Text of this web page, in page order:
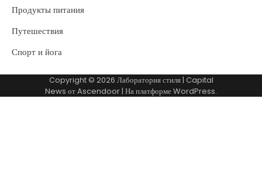
Продукты питания
Путешествия
Спорт и йога
Copyright © 2026 Лаборатория стиля| Capital
News отAscendoor | На платформеWordPress.